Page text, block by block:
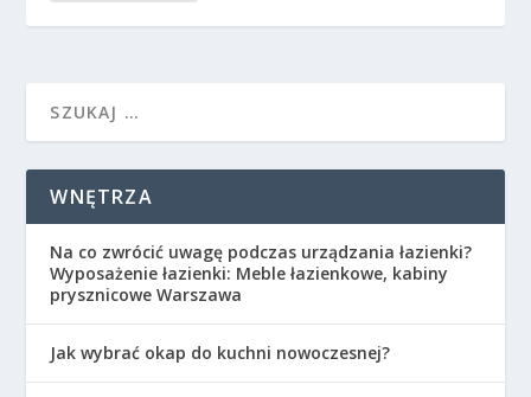
WNĘTRZA
Na co zwrócić uwagę podczas urządzania łazienki?
Wyposażenie łazienki: Meble łazienkowe, kabiny
prysznicowe Warszawa
Jak wybrać okap do kuchni nowoczesnej?